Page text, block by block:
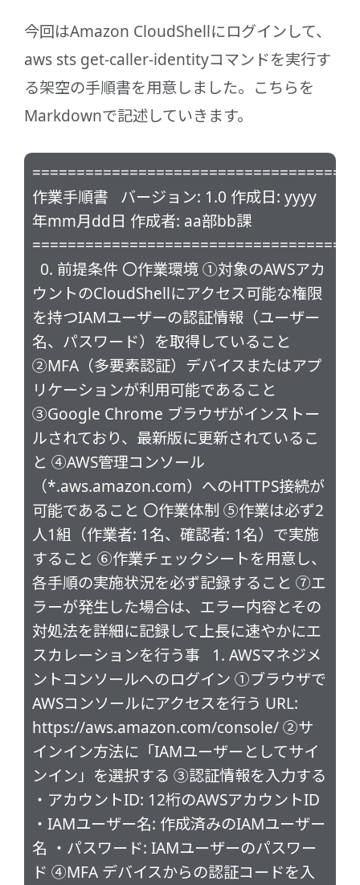
今回はAmazon CloudShellにログインして、
aws sts get-caller-identityコマンドを実行す
る架空の手順書を用意しました。こちらを
Markdownで記述していきます。
作業手順書 バージョン: 1.0 作成日: yyyy
年mm月dd日 作成者: aa部bb課
0. 前提条件 〇作業環境 ①対象のAWSアカ
ウントのCloudShellにアクセス可能な権限
を持つIAMユーザーの認証情報（ユーザー
名、パスワード）を取得していること
②MFA（多要素認証）デバイスまたはアプ
リケーションが利用可能であること
③Google Chrome ブラウザがインストー
ルされており、最新版に更新されているこ
と ④AWS管理コンソール
（*.aws.amazon.com）へのHTTPS接続が
可能であること 〇作業体制 ⑤作業は必ず2
人1組（作業者: 1名、確認者: 1名）で実施
すること ⑥作業チェックシートを用意し、
各手順の実施状況を必ず記録すること ⑦エ
ラーが発生した場合は、エラー内容とその
対処法を詳細に記録して上長に速やかにエ
スカレーションを行う事 1. AWSマネジメ
ントコンソールへのログイン ①ブラウザで
AWSコンソールにアクセスを行う URL:
https://aws.amazon.com/console/ ②サ
インイン方法に「IAMユーザーとしてサイ
ンイン」を選択する ③認証情報を入力する
・アカウントID: 12桁のAWSアカウントID
・IAMユーザー名: 作成済みのIAMユーザー
名 ・パスワード: IAMユーザーのパスワー
ド ④MFA デバイスからの認証コードを入